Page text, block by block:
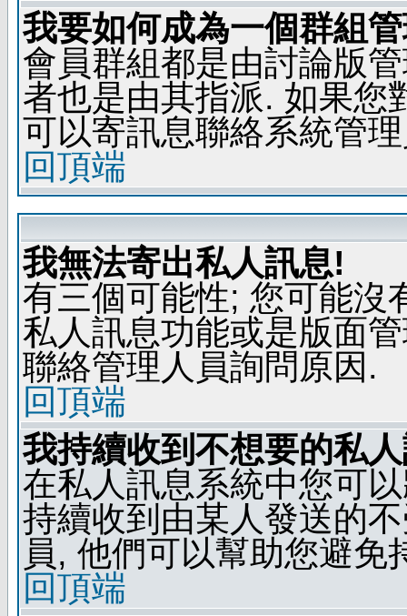
我要如何成為一個群組
會員群組都是由討論版
者也是由其指派. 如果您
可以寄訊息聯絡系統管
回頂端
我無法寄出私人訊息!
有三個可能性; 您可能沒
私人訊息功能或是版面
聯絡管理人員詢問原因.
回頂端
我持續收到不想要的私
在私人訊息系統中您可
持續收到由某人發送的
員, 他們可以幫助您避免
回頂端